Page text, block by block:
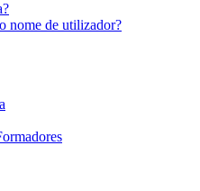
nome de utilizador?